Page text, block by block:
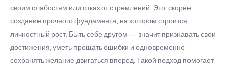
своим слабостям или отказ от стремлений. Это, скорее,
создание прочного фундамента, на котором строится
личностный рост. Быть себе другом — значит признавать свои
достижения, уметь прощать ошибки и одновременно
сохранять желание двигаться вперед. Такой подход помогает